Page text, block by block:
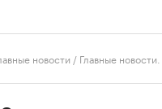
новости / Главные